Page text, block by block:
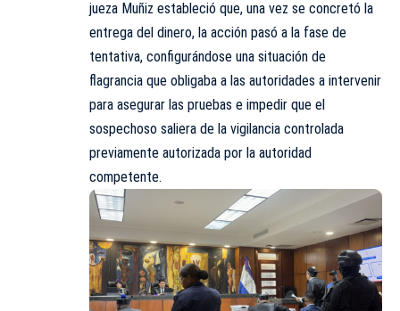
jueza Muñiz estableció que, una vez se concretó la
entrega del dinero, la acción pasó a la fase de
tentativa, configurándose una situación de
flagrancia que obligaba a las autoridades a intervenir
para asegurar las pruebas e impedir que el
sospechoso saliera de la vigilancia controlada
previamente autorizada por la autoridad
competente.